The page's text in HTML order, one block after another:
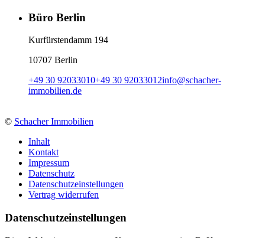
Büro Berlin
Kurfürstendamm 194
10707 Berlin
+49 30 92033010+49 30 92033012info@schacher-
immobilien.de
© Schacher Immobilien
Inhalt
Kontakt
Impressum
Datenschutz
Datenschutzeinstellungen
Vertrag widerrufen
Daten­schutz­ein­stellungen